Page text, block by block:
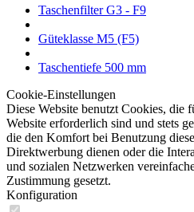
Taschenfilter G3 - F9
Güteklasse M5 (F5)
Taschentiefe 500 mm
Cookie-Einstellungen
Diese Website benutzt Cookies, die
Website erforderlich sind und stets
die den Komfort bei Benutzung
Direktwerbung dienen oder die
und sozialen Netzwerken
Zustimmung gesetzt.
Konfiguration